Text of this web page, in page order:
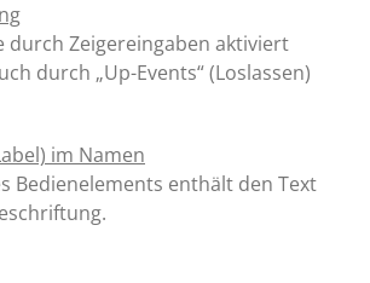
durch Zeigereingaben aktiviert
durch „Up-Events“ (Loslassen)
im Namen
Bedienelements enthält den Text